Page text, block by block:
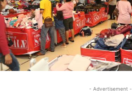
- Advertisement -